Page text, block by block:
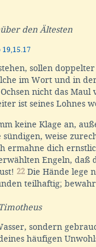
den Ältesten
19,15.17
sollen
im Wort und in
nicht das
ist seines Lohnes
keine Klage an,
sündigen, weise
ermahne dich
Engeln,
22 Die Hände lege
teilhaftig;
sondern
häufigen